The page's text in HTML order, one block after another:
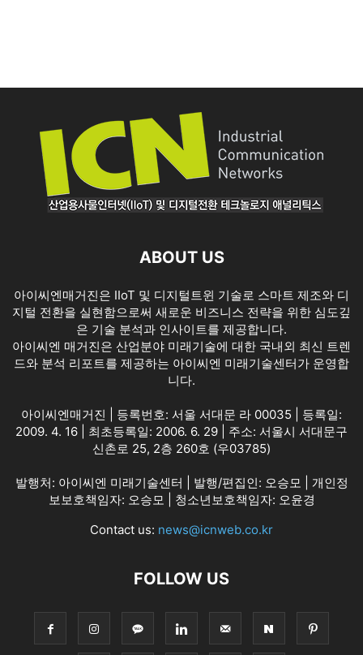
ABOUT US
아이씨엔매거진은 IIoT 및 디지털트윈 기술로 스마트 제조와 디
지털 전환을 실현함으로써 새로운 비즈니스 전략을 위한 심도깊
은 기술 분석과 인사이트를 제공합니다.
아이씨엔 매거진은 산업분야 미래기술에 대한 국내외 최신 트렌
드와 분석 리포트를 제공하는 아이씨엔 미래기술센터가 운영합
니다.
아이씨엔매거진 | 등록번호: 서울 서대문 라 00035 | 등록일:
2009. 4. 16 | 최초등록일: 2006. 6. 29 | 주소: 서울시 서대문구
신촌로 25, 2층 260호 (우03785)
발행처: 아이씨엔 미래기술센터 | 발행/편집인: 오승모 | 개인정
보보호책임자: 오승모 | 청소년보호책임자: 오윤경
Contact us: news@icnweb.co.kr
FOLLOW US